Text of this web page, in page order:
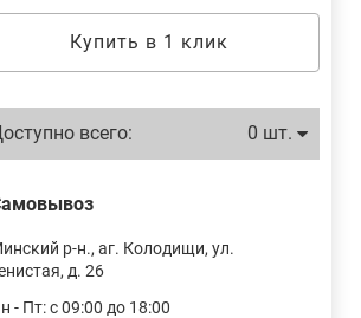
Купить в 1 клик
всего: 0 шт.
р-н., аг. Колодищи, ул.
д. 26
- Пт: с 09:00 до 18:00